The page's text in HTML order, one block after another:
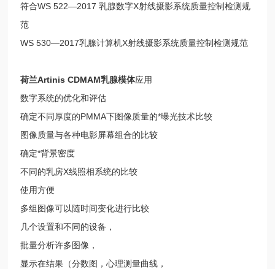
符合WS 522—2017 乳腺数字X射线摄影系统质量控制检测规
范
WS 530—2017乳腺计算机X射线摄影系统质量控制检测规范
荷兰Artinis CDMAM乳腺模体应用
数字系统的优化和评估
确定不同厚度的PMMA下图像质量的*曝光技术比较
图像质量与各种电影屏幕组合的比较
确定*背景密度
不同的乳房X线照相系统的比较
使用方便
多组图像可以随时间变化进行比较
几个设置和不同的设备，
批量分析许多图像，
显示在结果（分数图，心理测量曲线，